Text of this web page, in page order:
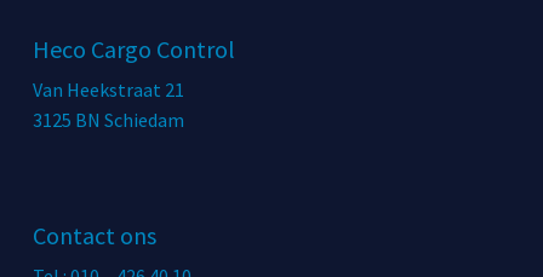
Heco Cargo Control
Van Heekstraat 21
3125 BN Schiedam
Contact ons